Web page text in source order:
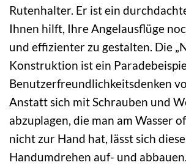
Rutenhalter. Er ist ein
Ihnen hilft, Ihre Angelausflüge
und effizienter zu gestalten. Die
Konstruktion ist ein
Benutzerfreundlichkeitsdenken
Anstatt sich mit Schrauben und
abzuplagen, die man am Wasser
nicht zur Hand hat, lässt sich
Handumdrehen auf- und